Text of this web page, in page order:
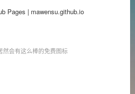
Pages | mawensu.github.io
然会有这么棒的免费图标